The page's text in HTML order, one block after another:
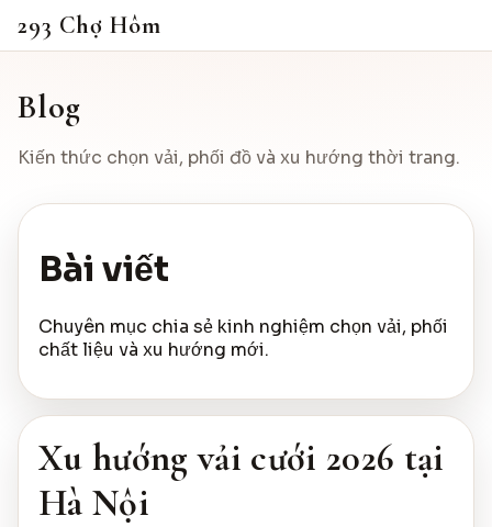
293 Chợ Hôm
Blog
Kiến thức chọn vải, phối đồ và xu hướng thời trang.
Bài viết
Chuyên mục chia sẻ kinh nghiệm chọn vải, phối
chất liệu và xu hướng mới.
Xu hướng vải cưới 2026 tại
Hà Nội